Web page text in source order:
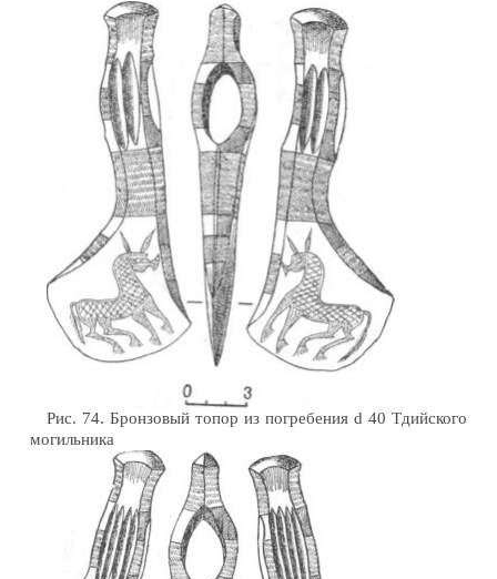
Рис. 74. Бронзовый топор из погребения d 40 Тдийского
могильника